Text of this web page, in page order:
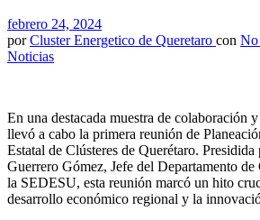
febrero 24, 2024
por Cluster Energetico de Queretaro con No
Noticias
En una destacada muestra de colaboración
llevó a cabo la primera reunión de
Estatal de Clústeres de Querétaro.
Guerrero Gómez, Jefe del Departamento de
la SEDESU, esta reunión marcó un hito
desarrollo económico regional y la